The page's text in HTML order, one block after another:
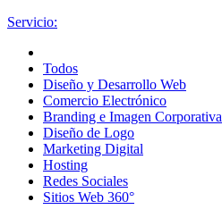
Servicio:
Todos
Diseño y Desarrollo Web
Comercio Electrónico
Branding e Imagen Corporativa
Diseño de Logo
Marketing Digital
Hosting
Redes Sociales
Sitios Web 360°